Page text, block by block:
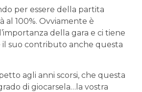
per essere della partita
al 100%. Ovviamente è
della gara e ci tiene
il suo contributo anche questa
agli anni scorsi, che questa
di giocarsela…la vostra